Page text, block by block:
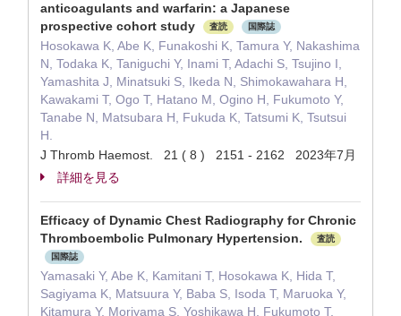
anticoagulants and warfarin: a Japanese
prospective cohort study
査読 国際誌
Hosokawa K, Abe K, Funakoshi K, Tamura Y, Nakashima
N, Todaka K, Taniguchi Y, Inami T, Adachi S, Tsujino I,
Yamashita J, Minatsuki S, Ikeda N, Shimokawahara H,
Kawakami T, Ogo T, Hatano M, Ogino H, Fukumoto Y,
Tanabe N, Matsubara H, Fukuda K, Tatsumi K, Tsutsui
H.
J Thromb Haemost. 21 ( 8 ) 2151 - 2162 2023年7月
詳細を見る
Efficacy of Dynamic Chest Radiography for Chronic
Thromboembolic Pulmonary Hypertension.
査読
国際誌
Yamasaki Y, Abe K, Kamitani T, Hosokawa K, Hida T,
Sagiyama K, Matsuura Y, Baba S, Isoda T, Maruoka Y,
Kitamura Y, Moriyama S, Yoshikawa H, Fukumoto T,